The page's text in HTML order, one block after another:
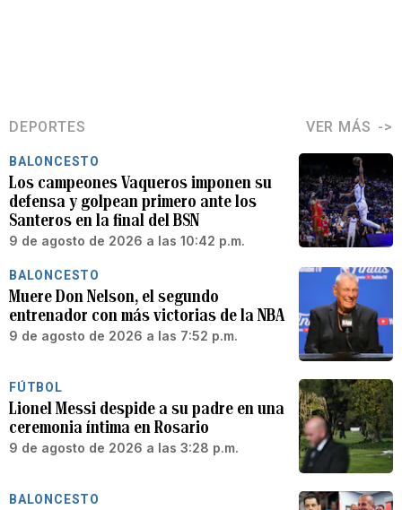
DEPORTES VER MÁS
BALONCESTO
Los campeones Vaqueros imponen su
defensa y golpean primero ante los
Santeros en la final del BSN
9 de agosto de 2026 a las 10:42 p.m.
BALONCESTO
Muere Don Nelson, el segundo
entrenador con más victorias de la NBA
9 de agosto de 2026 a las 7:52 p.m.
FÚTBOL
Lionel Messi despide a su padre en una
ceremonia íntima en Rosario
9 de agosto de 2026 a las 3:28 p.m.
BALONCESTO